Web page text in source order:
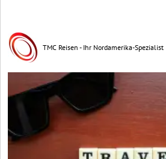
TMC Reisen - Ihr Nordamerika-Spezialist